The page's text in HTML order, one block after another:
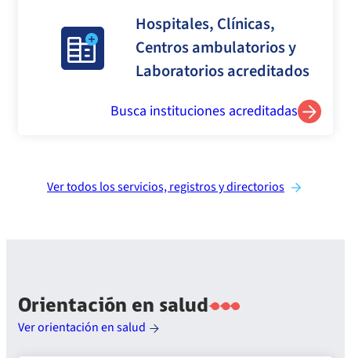
Hospitales, Clínicas,
Centros ambulatorios y
Laboratorios acreditados
Busca instituciones acreditadas
Ver todos los servicios, registros y directorios
Orientación en salud
Ver orientación en salud